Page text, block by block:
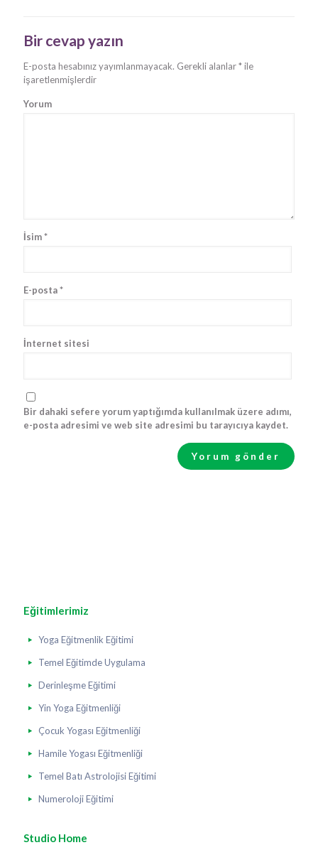
Bir cevap yazın
E-posta hesabınız yayımlanmayacak. Gerekli alanlar*ile
işaretlenmişlerdir
Yorum
İsim*
E-posta*
İnternet sitesi
Bir dahaki sefere yorum yaptığımda kullanılmak üzere adımı,
e-posta adresimi ve web site adresimi bu tarayıcıya kaydet.
Eğitimlerimiz
Yoga Eğitmenlik Eğitimi
Temel Eğitimde Uygulama
Derinleşme Eğitimi
Yin Yoga Eğitmenliği
Çocuk Yogası Eğitmenliği
Hamile Yogası Eğitmenliği
Temel Batı Astrolojisi Eğitimi
Numeroloji Eğitimi
Studio Home